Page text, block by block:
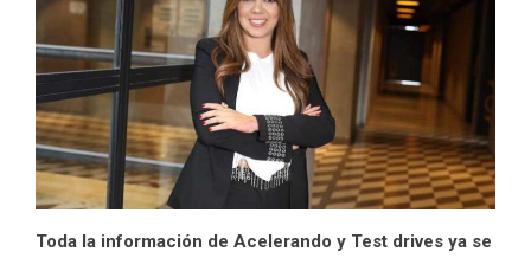
Toda la información de Acelerando y Test drives ya se